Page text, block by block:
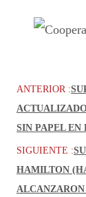
ANTERIOR :
SIN PAPEL EN
SIGUIENTE :
HAMILTON
ALCANZARON